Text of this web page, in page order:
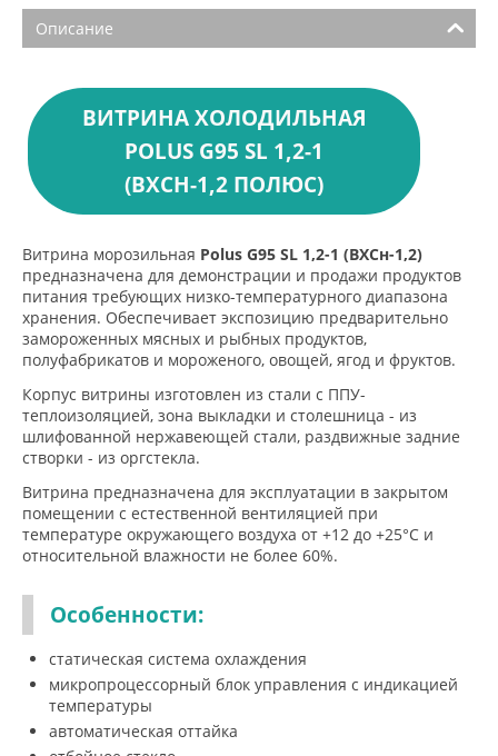
Описание
ВИТРИНА ХОЛОДИЛЬНАЯ
POLUS G95 SL 1,2-1
(ВХСН-1,2 ПОЛЮС)
Витрина морозильная Polus G95 SL 1,2-1 (ВХСн-1,2)
предназначена для демонстрации и продажи продуктов
питания требующих низко-температурного диапазона
хранения. Обеспечивает экспозицию предварительно
замороженных мясных и рыбных продуктов,
полуфабрикатов и мороженого, овощей, ягод и фруктов.
Корпус витрины изготовлен из стали с ППУ-
теплоизоляцией, зона выкладки и столешница - из
шлифованной нержавеющей стали, раздвижные задние
створки - из оргстекла.
Витрина предназначена для эксплуатации в закрытом
помещении с естественной вентиляцией при
температуре окружающего воздуха от +12 до +25°С и
относительной влажности не более 60%.
Особенности:
статическая система охлаждения
микропроцессорный блок управления с индикацией
температуры
автоматическая оттайка